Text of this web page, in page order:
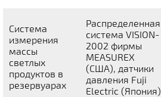
Система
измерения
массы
светлых
продуктов в
резервуарах
Распределенная
система VISION-
2002 фирмы
MEASUREX
(США), датчики
давления Fuji
Electric (Япония)